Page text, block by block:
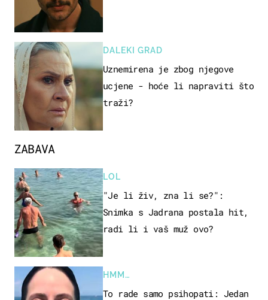
ZABAVA
LOL
"Je li živ, zna li se?":
Snimka s Jadrana postala hit,
radi li i vaš muž ovo?
HMM…
To rade samo psihopati: Jedan
DALEKI GRAD
Uznemirena je zbog njegove
ucjene - hoće li napraviti što
traži?